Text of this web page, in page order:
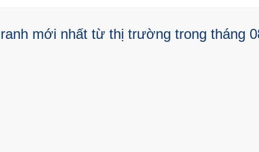
mới nhất từ thị trường trong tháng